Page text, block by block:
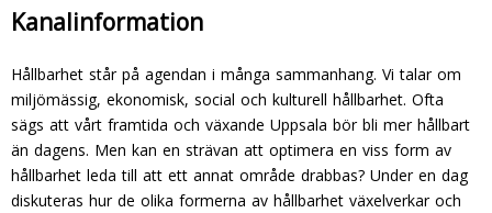
Kanalinformation
Hållbarhet står på agendan i många sammanhang. Vi talar om
miljömässig, ekonomisk, social och kulturell hållbarhet. Ofta
sägs att vårt framtida och växande Uppsala bör bli mer hållbart
än dagens. Men kan en strävan att optimera en viss form av
hållbarhet leda till att ett annat område drabbas? Under en dag
diskuteras hur de olika formerna av hållbarhet växelverkar och